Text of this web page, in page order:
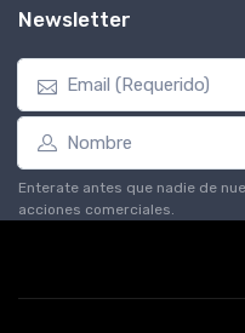
Newsletter
Enterate antes que nadie de
acciones comerciales.